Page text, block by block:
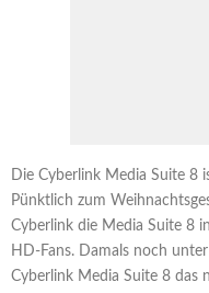
Die Cyberlink Media Suite 8
Pünktlich zum
Cyberlink die Media Suite 8
HD-Fans. Damals noch
Cyberlink Media Suite 8 das